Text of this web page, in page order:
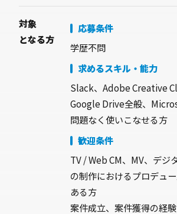
対象
となる方
応募条件
求めるスキル・能力
Slack、Adobe Creative
Google Drive全般、
問題なく使いこなせる方
歓迎条件
TV / Web CM、MV、デジ
の制作におけるプロデュ
ある方
案件成立、案件獲得の経